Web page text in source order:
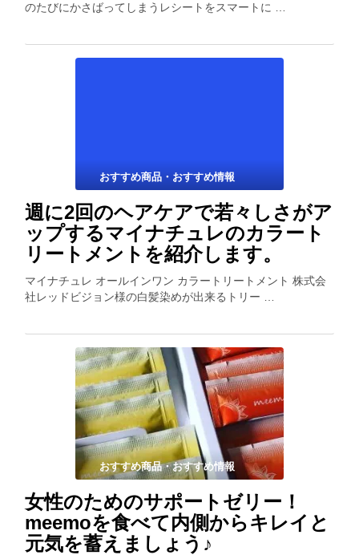
のたびにかさばってしまうレシートをスマートに …
おすすめ商品・おすすめ情報
週に2回のヘアケアで若々しさがア
ップするマイナチュレのカラート
リートメントを紹介します。
マイナチュレ オールインワン カラートリートメント 株式会
社レッドビジョン様の白髪染めが出来るトリー …
おすすめ商品・おすすめ情報
女性のためのサポートゼリー！
meemoを食べて内側からキレイと
元気を蓄えましょう♪